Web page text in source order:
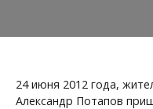
24 июня 2012 года,
Александр Потапов